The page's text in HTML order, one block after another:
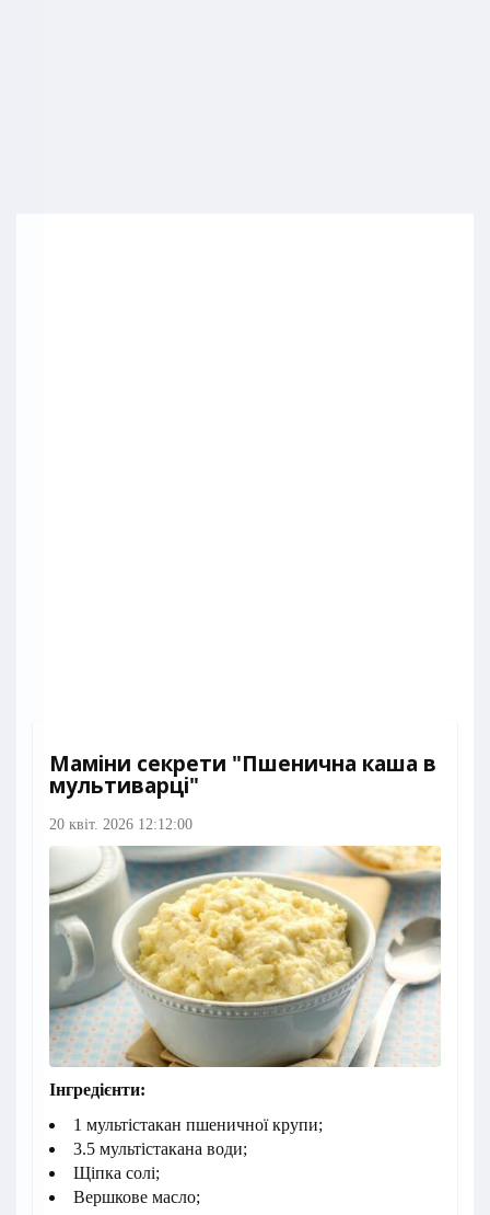
Маміни секрети "Пшенична каша в
мультиварці"
20 квіт. 2026 12:12:00
Інгредієнти:
1 мультістакан пшеничної крупи;
3.5 мультістакана води;
Щіпка солі;
Вершкове масло;